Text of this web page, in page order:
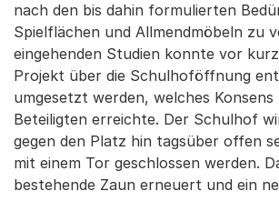
nach den bis dahin formulierten
Spielflächen und Allmendmöbeln zu
eingehenden Studien konnte vor
Projekt über die Schulhoföffnung
umgesetzt werden, welches Konsens
Beteiligten erreichte. Der Schulhof
gegen den Platz hin tagsüber offen
mit einem Tor geschlossen werden.
bestehende Zaun erneuert und ein